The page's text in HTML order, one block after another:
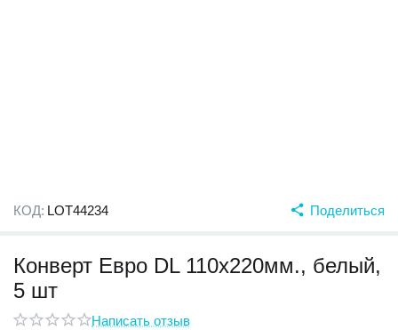
КОД: LOT44234 Поделиться
Конверт Евро DL 110x220мм., белый,
5 шт
Написать отзыв